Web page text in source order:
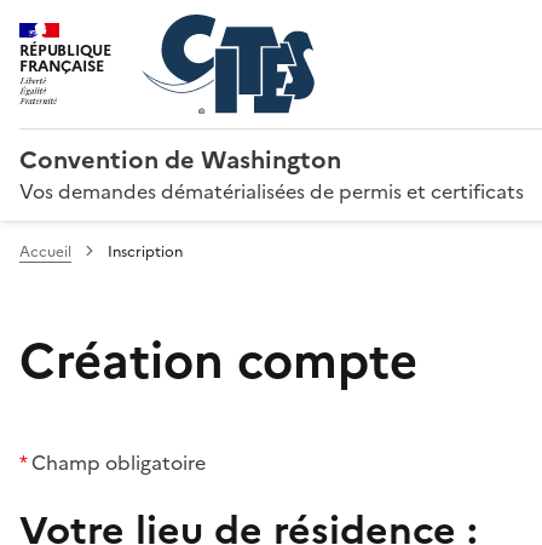
RÉPUBLIQUE
FRANÇAISE
Convention de Washington
Vos demandes dématérialisées de permis et certificats
Accueil Inscription
Création compte
*Champ obligatoire
Votre lieu de résidence :